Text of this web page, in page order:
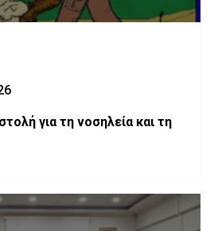
για τη νοσηλεία και τη